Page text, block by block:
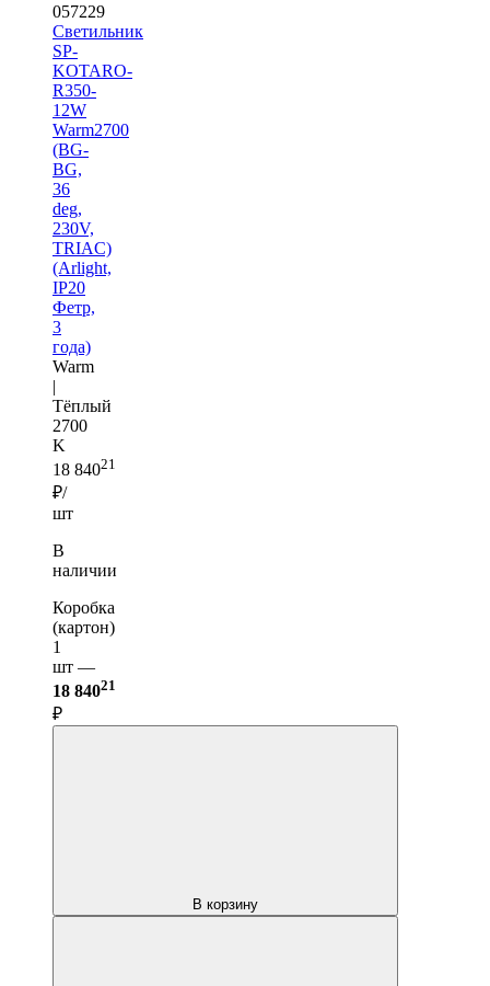
057229
Светильник
SP-
KOTARO-
R350-
12W
Warm2700
(BG-
BG,
36
deg,
230V,
TRIAC)
(Arlight,
IP20
Фетр,
3
года)
Warm
|
Тёплый
2700
K
18 84021
₽/
шт
В
наличии
Коробка
(картон)
1
шт —
18 84021
₽
В корзину